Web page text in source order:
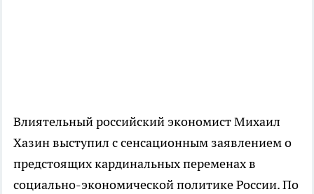
Влиятельный российский экономист Михаил
Хазин выступил с сенсационным заявлением о
предстоящих кардинальных переменах в
социально-экономической политике России. По